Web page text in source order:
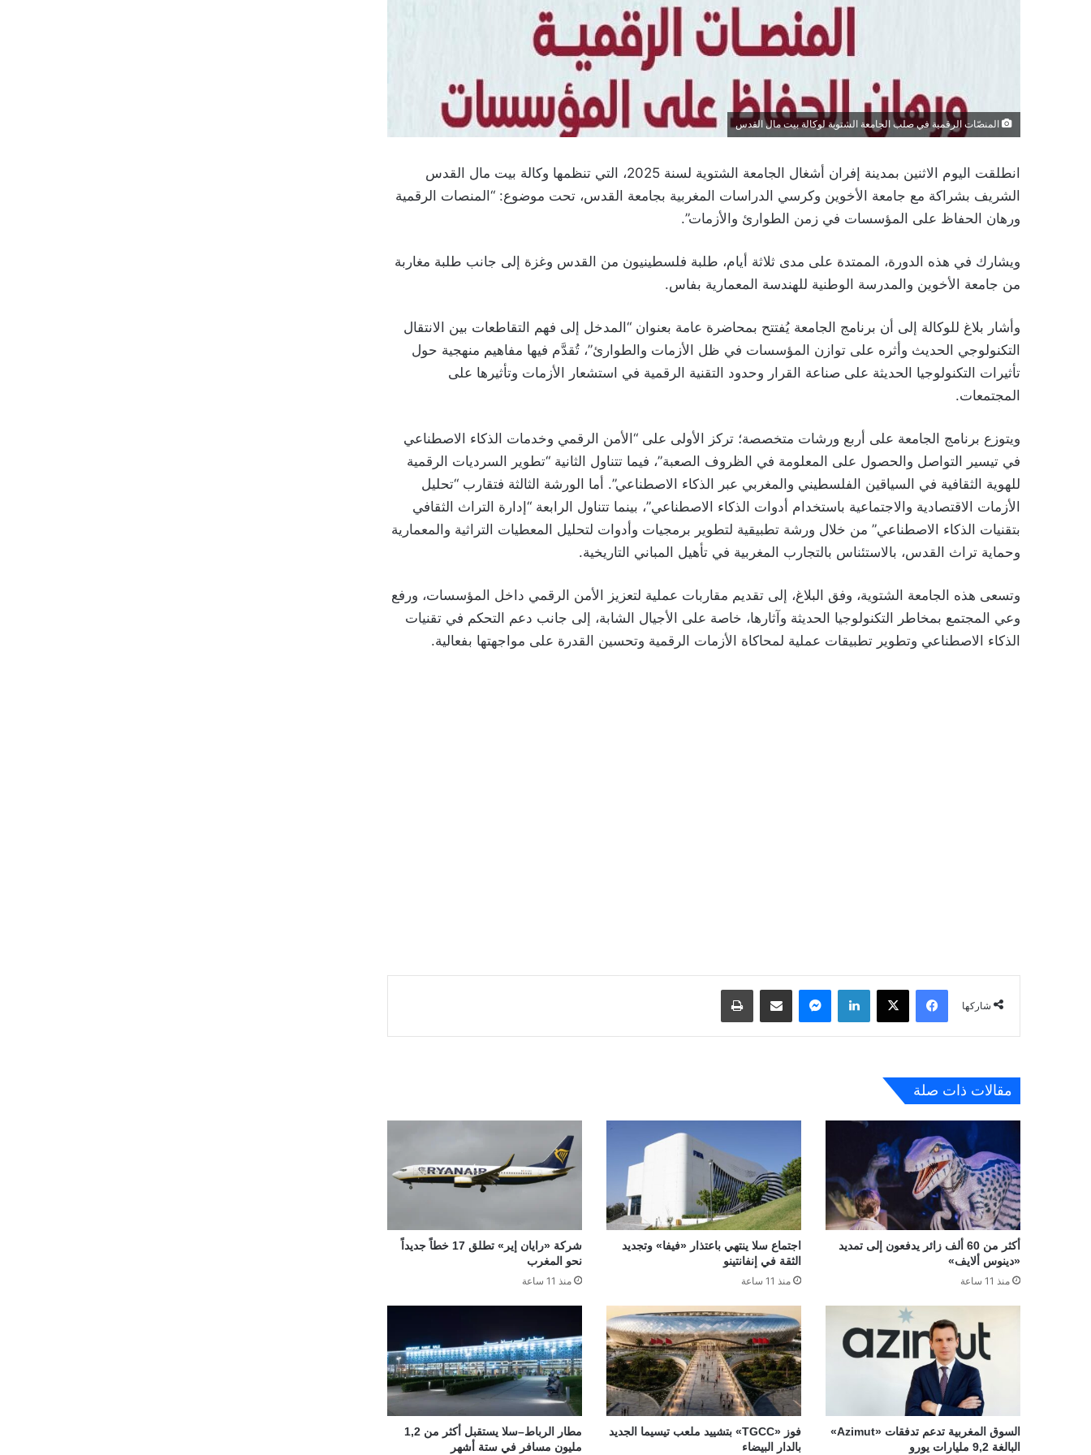
المنصّات الرقمية في صلب الجامعة الشتوية لوكالة بيت مال القدس
انطلقت اليوم الاثنين بمدينة إفران أشغال الجامعة الشتوية لسنة 2025، التي تنظمها وكالة بيت مال القدس
الشريف بشراكة مع جامعة الأخوين وكرسي الدراسات المغربية بجامعة القدس، تحت موضوع: “المنصات الرقمية
ورهان الحفاظ على المؤسسات في زمن الطوارئ والأزمات”.
ويشارك في هذه الدورة، الممتدة على مدى ثلاثة أيام، طلبة فلسطينيون من القدس وغزة إلى جانب طلبة مغاربة
من جامعة الأخوين والمدرسة الوطنية للهندسة المعمارية بفاس.
وأشار بلاغ للوكالة إلى أن برنامج الجامعة يُفتتح بمحاضرة عامة بعنوان “المدخل إلى فهم التقاطعات بين الانتقال
التكنولوجي الحديث وأثره على توازن المؤسسات في ظل الأزمات والطوارئ”، تُقدَّم فيها مفاهيم منهجية حول
تأثيرات التكنولوجيا الحديثة على صناعة القرار وحدود التقنية الرقمية في استشعار الأزمات وتأثيرها على
المجتمعات.
ويتوزع برنامج الجامعة على أربع ورشات متخصصة؛ تركز الأولى على “الأمن الرقمي وخدمات الذكاء الاصطناعي
في تيسير التواصل والحصول على المعلومة في الظروف الصعبة”، فيما تتناول الثانية “تطوير السرديات الرقمية
للهوية الثقافية في السياقين الفلسطيني والمغربي عبر الذكاء الاصطناعي”. أما الورشة الثالثة فتقارب “تحليل
الأزمات الاقتصادية والاجتماعية باستخدام أدوات الذكاء الاصطناعي”، بينما تتناول الرابعة “إدارة التراث الثقافي
بتقنيات الذكاء الاصطناعي” من خلال ورشة تطبيقية لتطوير برمجيات وأدوات لتحليل المعطيات التراثية والمعمارية
وحماية تراث القدس، بالاستئناس بالتجارب المغربية في تأهيل المباني التاريخية.
وتسعى هذه الجامعة الشتوية، وفق البلاغ، إلى تقديم مقاربات عملية لتعزيز الأمن الرقمي داخل المؤسسات، ورفع
وعي المجتمع بمخاطر التكنولوجيا الحديثة وآثارها، خاصة على الأجيال الشابة، إلى جانب دعم التحكم في تقنيات
الذكاء الاصطناعي وتطوير تطبيقات عملية لمحاكاة الأزمات الرقمية وتحسين القدرة على مواجهتها بفعالية.
شاركها
فيسبوك لينكدإن
مقالات ذات صلة
أكثر من 60 ألف زائر يدفعون إلى تمديد
«دينوس ألايف»
منذ 11 ساعة
اجتماع سلا ينتهي باعتذار «فيفا» وتجديد
الثقة في إنفانتينو
منذ 11 ساعة
شركة «رايان إير» تطلق 17 خطاً جديداً
نحو المغرب
منذ 11 ساعة
السوق المغربية تدعم تدفقات «Azimut»
البالغة 9,2 مليارات يورو
فوز «TGCC» بتشييد ملعب تيسيما الجديد
بالدار البيضاء
مطار الرباط–سلا يستقبل أكثر من 1,2
مليون مسافر في ستة أشهر